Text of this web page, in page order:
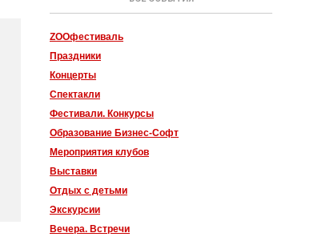
ZOOфестиваль
Праздники
Концерты
Спектакли
Фестивали. Конкурсы
Образование Бизнес-Софт
Мероприятия клубов
Выставки
Отдых с детьми
Экскурсии
Вечера. Встречи